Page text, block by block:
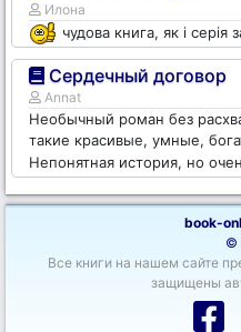
Илона
чудова книга, як і серія
Сердечный договор
Annat
Необычный роман без
такие красивые, умные,
Непонятная история, но
book-
©
Все книги на нашем сайте
защищены